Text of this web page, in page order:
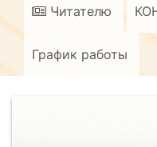
Читателю
График работы